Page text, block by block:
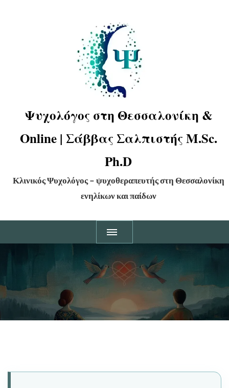
Ψυχολόγος στη Θεσσαλονίκη &
Online | Σάββας Σαλπιστής M.Sc.
Ph.D
Κλινικός Ψυχολόγος – ψυχοθεραπευτής στη Θεσσαλονίκη
ενηλίκων και παίδων